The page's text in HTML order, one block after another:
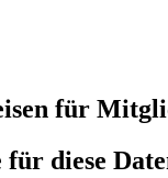
für
diese